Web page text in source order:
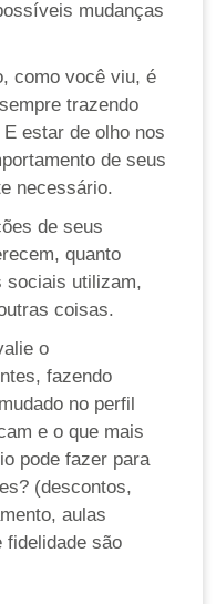
mudanças
como você viu, é
trazendo
estar de olho nos
de seus
necessário.
de seus
quanto
sociais utilizam,
coisas.
o
fazendo
no perfil
e o que mais
pode fazer para
(descontos,
aulas
fidelidade são